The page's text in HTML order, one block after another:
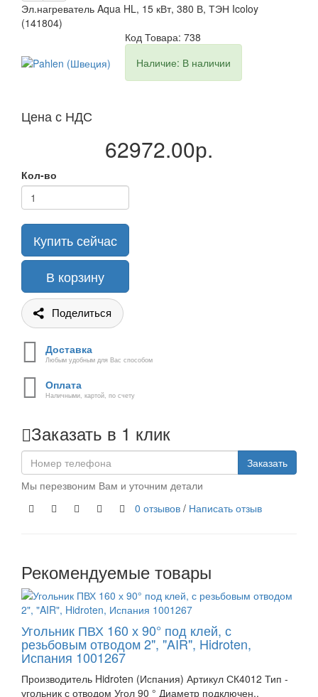
Эл.нагреватель Aqua HL, 15 кВт, 380 В, ТЭН Icoloy
(141804)
Код Товара: 738
Наличие: В наличии
Цена с НДС
62972.00р.
Кол-во
Купить сейчас
В корзину
Поделиться
Доставка
Любым удобным для Вас способом
Оплата
Наличными, картой, по счету
Заказать в 1 клик
Заказать
Мы перезвоним Вам и уточним детали
0 отзывов / Написать отзыв
Рекомендуемые товары
Угольник ПВХ 160 х 90° под клей, с
резьбовым отводом 2", "AIR", Hidroten,
Испания 1001267
Производитель Hidroten (Испания) Артикул СК4012 Тип -
угольник с отводом Угол 90 ° Диаметр подключен..